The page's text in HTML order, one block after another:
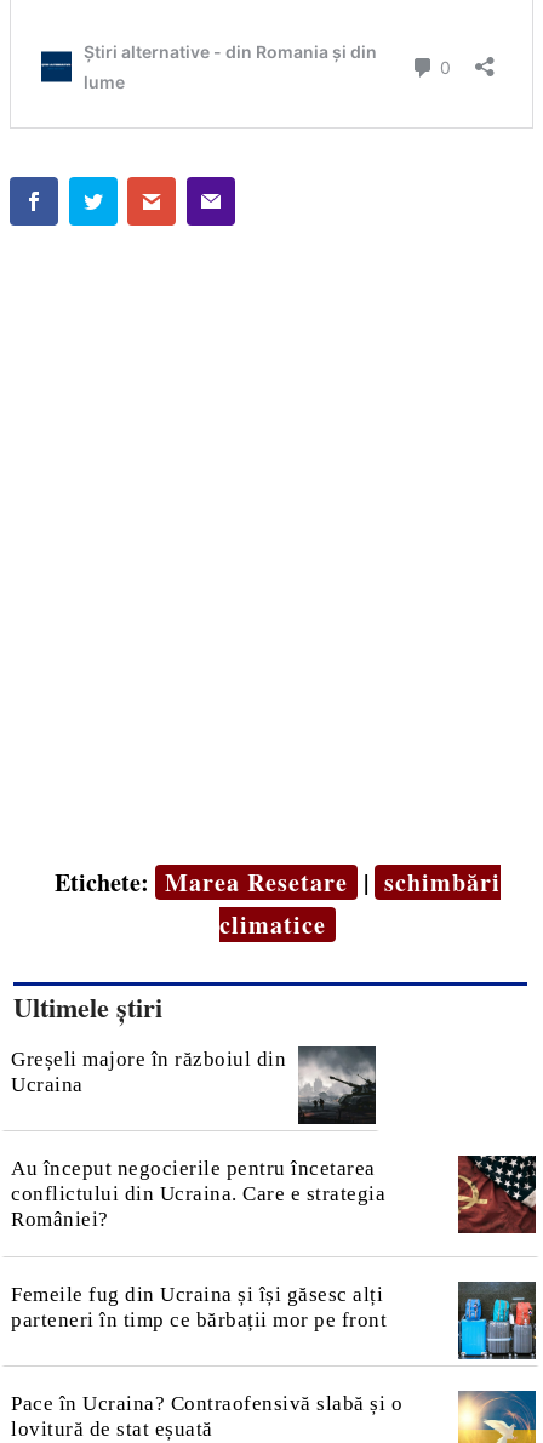
Etichete: Marea Resetare | schimbări
climatice
Ultimele știri
Greșeli majore în războiul din
Ucraina
Au început negocierile pentru încetarea
conflictului din Ucraina. Care e strategia
României?
Femeile fug din Ucraina și își găsesc alți
parteneri în timp ce bărbații mor pe front
Pace în Ucraina? Contraofensivă slabă și o
lovitură de stat eșuată